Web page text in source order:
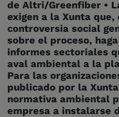
de Altri/Greenfiber •
exigen a la Xunta que,
controversia social
sobre el proceso,
informes sectoriales
aval ambiental a la
Para las
publicado por la
normativa ambiental
empresa a instalarse